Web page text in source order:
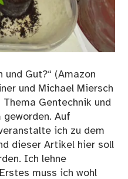
und Gut?“ (Amazon
und Michael Miersch
Gentechnik und
Auf
ich zu dem
dieser Artikel hier soll
Ich lehne
muss ich wohl